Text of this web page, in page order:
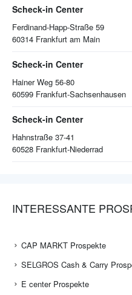
Scheck-in Center
Ferdinand-Happ-Straße 59
60314 Frankfurt am Main
Scheck-in Center
Hainer Weg 56-80
60599 Frankfurt-Sachsenhausen
Scheck-in Center
Hahnstraße 37-41
60528 Frankfurt-Niederrad
INTERESSANTE
CAP MARKT Prospekte
SELGROS Cash & Carry
E center Prospekte